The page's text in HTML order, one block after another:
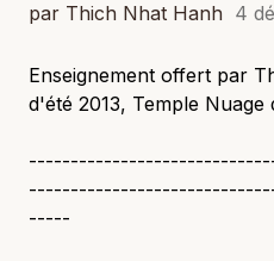
par Thich Nhat Hanh 4
Enseignement offert par
d'été 2013, Temple
-----